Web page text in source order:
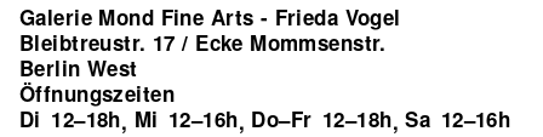
Galerie Mond Fine Arts - Frieda Vogel
Bleibtreustr. 17 / Ecke Mommsenstr.
Berlin West
Öffnungszeiten
Di 12–18h, Mi 12–16h, Do–Fr 12–18h,Sa 12–16h